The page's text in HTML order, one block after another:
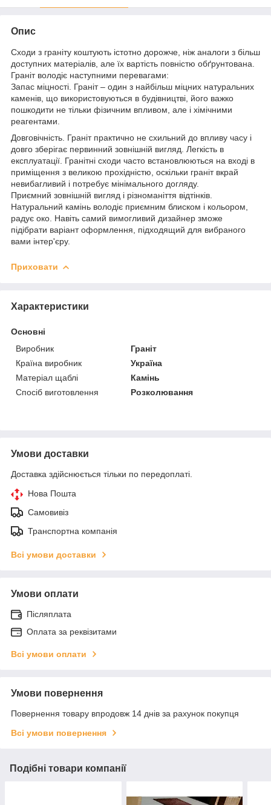
Опис
Сходи з граніту коштують істотно дорожче, ніж аналоги з більш
доступних матеріалів, але їх вартість повністю обґрунтована.
Граніт володіє наступними перевагами:
Запас міцності. Граніт – один з найбільш міцних натуральних
каменів, що використовуються в будівництві, його важко
пошкодити не тільки фізичним впливом, але і хімічними
реагентами.
Довговічність. Граніт практично не схильний до впливу часу і
довго зберігає первинний зовнішній вигляд. Легкість в
експлуатації. Гранітні сходи часто встановлюються на вході в
приміщення з великою прохідністю, оскільки граніт вкрай
невибагливий і потребує мінімального догляду.
Приємний зовнішній вигляд і різноманіття відтінків.
Натуральний камінь володіє приємним блиском і кольором,
радує око. Навіть самий вимогливий дизайнер зможе
підібрати варіант оформлення, підходящий для вибраного
вами інтер'єру.
Приховати
Характеристики
Основні
Виробник
Граніт
Країна виробник
Україна
Матеріал щаблі
Камінь
Спосіб виготовлення
Розколювання
Умови доставки
Доставка здійснюється тільки по передоплаті.
Нова Пошта
Самовивіз
Транспортна компанія
Всі умови доставки
Умови оплати
Післяплата
Оплата за реквізитами
Всі умови оплати
Умови повернення
Повернення товару впродовж 14 днів за рахунок покупця
Всі умови повернення
Подібні товари компанії